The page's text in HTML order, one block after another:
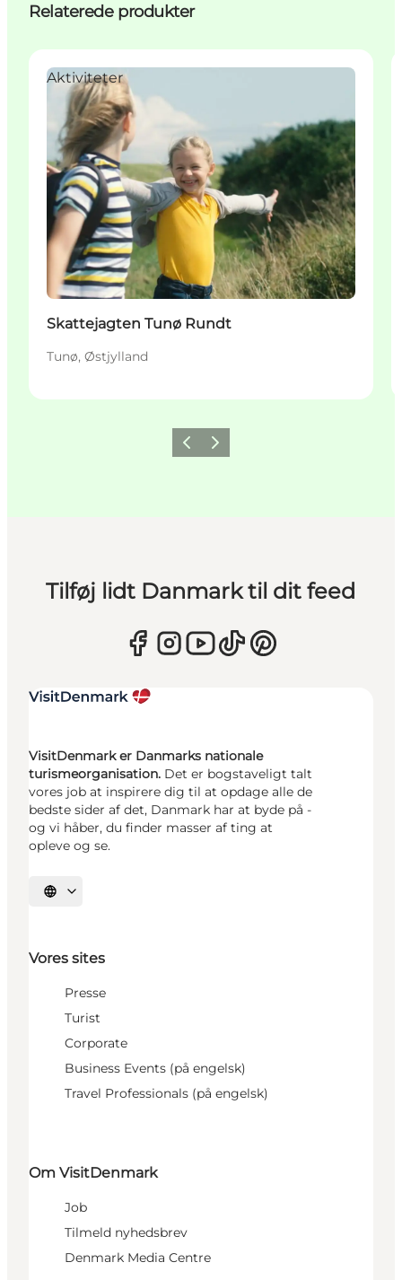
Relaterede produkter
Aktiviteter
Skattejagten Tunø Rundt
Tunø, Østjylland
ForrigeNæste
Tilføj lidt Danmark til dit feed
VisitDenmark er Danmarks nationale
turismeorganisation. Det er bogstaveligt talt
vores job at inspirere dig til at opdage alle de
bedste sider af det, Danmark har at byde på -
og vi håber, du finder masser af ting at
opleve og se.
Vælg sprog
Vores sites
Presse
Turist
Corporate
Business Events (på engelsk)
Travel Professionals (på engelsk)
Om VisitDenmark
Job
Tilmeld nyhedsbrev
Denmark Media Centre